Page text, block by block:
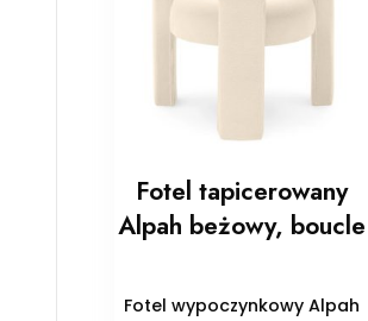
Fotel tapicerowany
Alpah beżowy, boucle
Fotel wypoczynkowy Alpah